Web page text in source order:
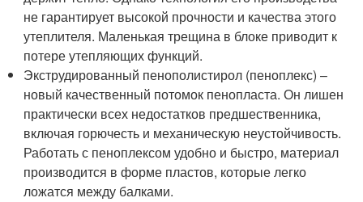
не гарантирует высокой прочности и качества этого
утеплителя. Маленькая трещина в блоке приводит к
потере утепляющих функций.
Экструдированный пенополистирол (пеноплекс) –
новый качественный потомок пенопласта. Он лишен
практически всех недостатков предшественника,
включая горючесть и механическую неустойчивость.
Работать с пеноплексом удобно и быстро, материал
производится в форме пластов, которые легко
ложатся между балками.